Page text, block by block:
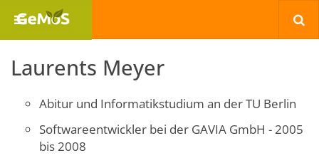
Laurents Meyer
Abitur und Informatikstudium an der TU Berlin
Softwareentwickler bei der GAVIA GmbH - 2005
bis 2008